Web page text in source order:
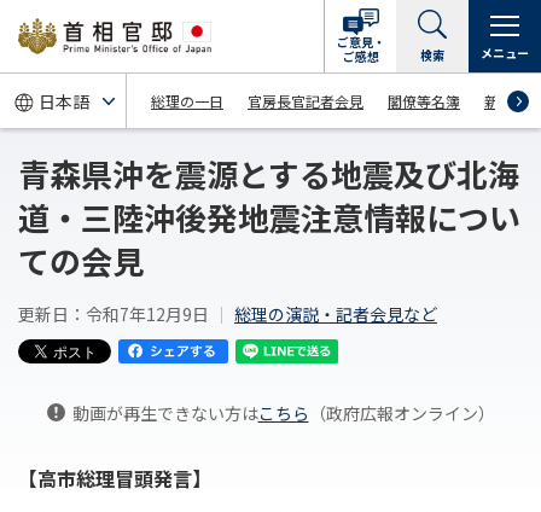
総理の一日 官房長官記者会見 閣僚等名簿 新着情報
ご意見・
ご感想
検索 メニュー
青森県沖を震源とする地震及び北海
道・三陸沖後発地震注意情報につい
ての会見
更新日：令和7年12月9日 総理の演説・記者会見など
動画が再生できない方はこちら （政府広報オンライン）
【高市総理冒頭発言】